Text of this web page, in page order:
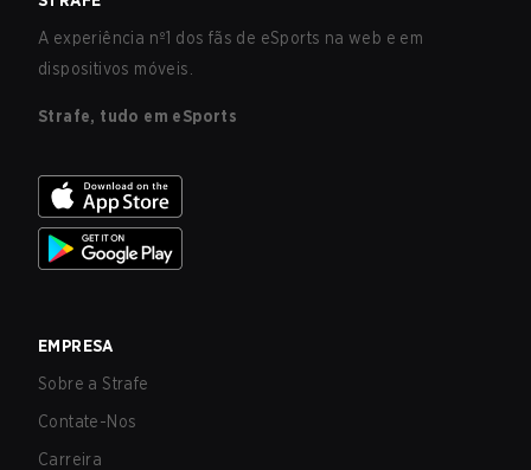
A experiência nº1 dos fãs de eSports na web e em
dispositivos móveis.
Strafe, tudo em eSports
EMPRESA
Sobre a Strafe
Contate-Nos
Carreira